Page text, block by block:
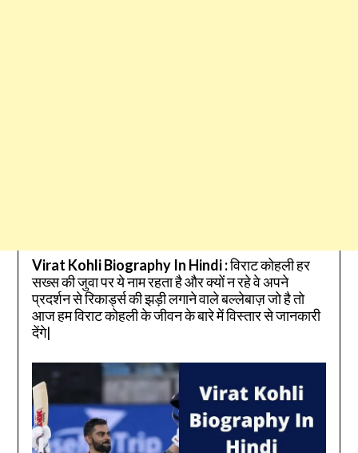
Virat Kohli Biography In Hindi :विराट कोहली हर
सख्स की जुवा पर ये नाम रहता है और क्यों न रहे वे अपने
प्रदर्शन से रिकार्ड्स की झड़ी लगाने वाले बल्लेबाज़ जो है तो
आज हम विराट कोहली के जीवन के बारे में विस्तार से जानकारी
देंगे|